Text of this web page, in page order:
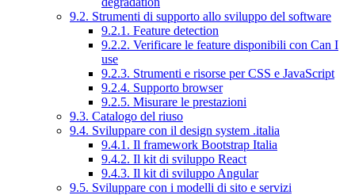
9.2. Strumenti di supporto allo sviluppo del software
9.2.1. Feature detection
9.2.2. Verificare le feature disponibili con Can I
use
9.2.3. Strumenti e risorse per CSS e JavaScript
9.2.4. Supporto browser
9.2.5. Misurare le prestazioni
9.3. Catalogo del riuso
9.4. Sviluppare con il design system .italia
9.4.1. Il framework Bootstrap Italia
9.4.2. Il kit di sviluppo React
9.4.3. Il kit di sviluppo Angular
9.5. Sviluppare con i modelli di sito e servizi